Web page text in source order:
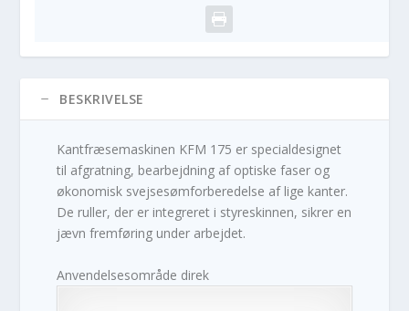
BESKRIVELSE
Kantfræsemaskinen KFM 175 er specialdesignet
til afgratning, bearbejdning af optiske faser og
økonomisk svejsesømforberedelse af lige kanter.
De ruller, der er integreret i styreskinnen, sikrer en
jævn fremføring under arbejdet.
Anvendelsesområde direk